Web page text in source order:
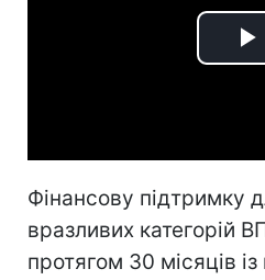
Фінансову підтримку
вразливих категорій
протягом 30 місяців